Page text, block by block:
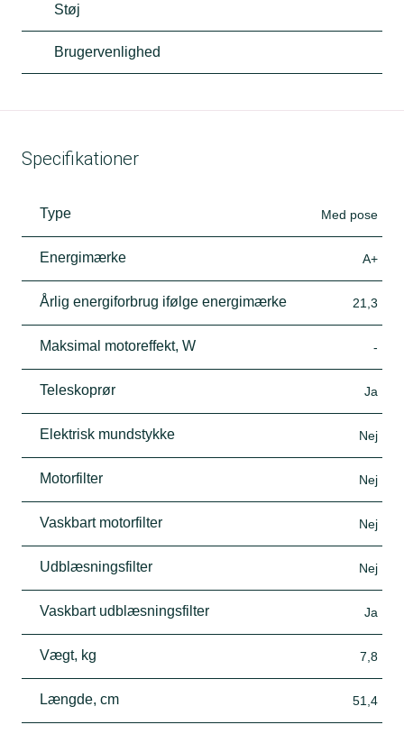
Støj
Brugervenlighed
Specifikationer
Type Med pose
Energimærke A+
Årlig energiforbrug ifølge energimærke 21,3
Maksimal motoreffekt, W -
Teleskoprør Ja
Elektrisk mundstykke Nej
Motorfilter Nej
Vaskbart motorfilter Nej
Udblæsningsfilter Nej
Vaskbart udblæsningsfilter Ja
Vægt, kg 7,8
Længde, cm 51,4